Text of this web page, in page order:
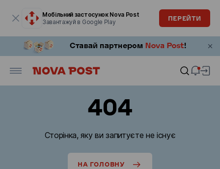
Мобільний застосунок Nova Post
Завантажуй в Google Play
ПЕРЕЙТИ
404
Сторінка, яку ви запитуєте не існує
НА ГОЛОВНУ